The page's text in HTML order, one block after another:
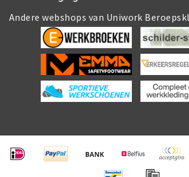
Andere webshops van Uniwork